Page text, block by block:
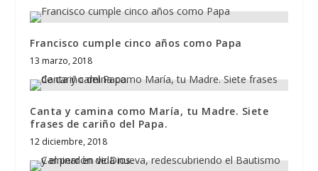
Francisco cumple cinco años como Papa
13 marzo, 2018
Canta y camina como María, tu Madre. Siete
frases de cariño del Papa.
12 diciembre, 2018